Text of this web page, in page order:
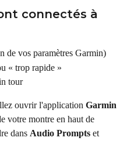
connectés à
de vos paramètres Garmin)
« trop rapide »
tour
ouvrir l'application Garmin
votre montre en haut de
dans Audio Prompts et